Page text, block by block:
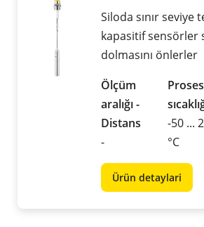
Siloda sınır seviye
kapasitif sensörler
dolmasını önlerler
Ölçüm
aralığı -
Distans
-
Proses
-50 ...
°C
Ürün detaylari